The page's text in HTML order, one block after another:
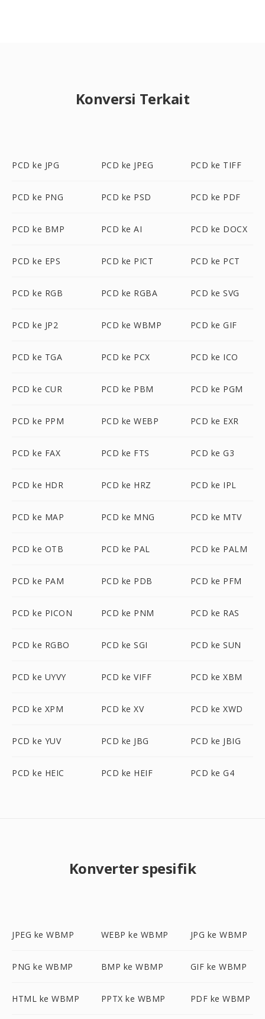
Konversi Terkait
PCD ke JPG PCD ke JPEG PCD ke TIFF
PCD ke PNG PCD ke PSD PCD ke PDF
PCD ke BMP PCD ke AI PCD ke DOCX
PCD ke EPS PCD ke PICT PCD ke PCT
PCD ke RGB PCD ke RGBA PCD ke SVG
PCD ke JP2 PCD ke WBMP PCD ke GIF
PCD ke TGA PCD ke PCX PCD ke ICO
PCD ke CUR PCD ke PBM PCD ke PGM
PCD ke PPM PCD ke WEBP PCD ke EXR
PCD ke FAX PCD ke FTS PCD ke G3
PCD ke HDR PCD ke HRZ PCD ke IPL
PCD ke MAP PCD ke MNG PCD ke MTV
PCD ke OTB PCD ke PAL PCD ke PALM
PCD ke PAM PCD ke PDB PCD ke PFM
PCD ke PICON PCD ke PNM PCD ke RAS
PCD ke RGBO PCD ke SGI PCD ke SUN
PCD ke UYVY PCD ke VIFF PCD ke XBM
PCD ke XPM PCD ke XV PCD ke XWD
PCD ke YUV PCD ke JBG PCD ke JBIG
PCD ke HEIC PCD ke HEIF PCD ke G4
Konverter spesifik
JPEG ke WBMP WEBP ke WBMP JPG ke WBMP
PNG ke WBMP BMP ke WBMP GIF ke WBMP
HTML ke WBMP PPTX ke WBMP PDF ke WBMP